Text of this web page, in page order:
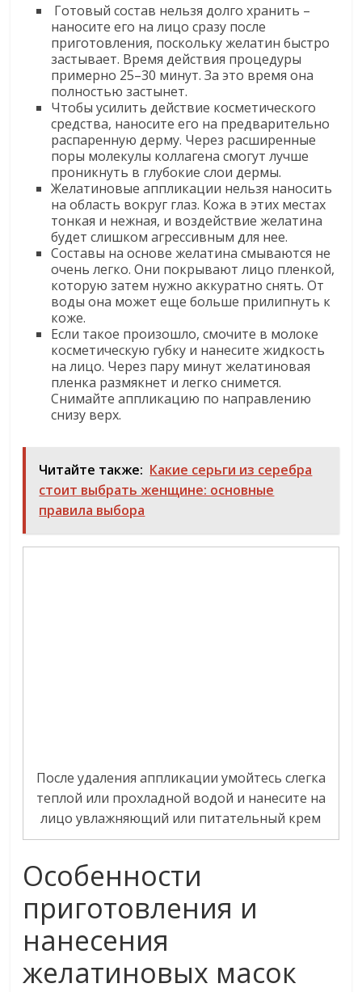
Готовый состав нельзя долго хранить –
наносите его на лицо сразу после
приготовления, поскольку желатин быстро
застывает. Время действия процедуры
примерно 25–30 минут. За это время она
полностью застынет.
Чтобы усилить действие косметического
средства, наносите его на предварительно
распаренную дерму. Через расширенные
поры молекулы коллагена смогут лучше
проникнуть в глубокие слои дермы.
Желатиновые аппликации нельзя наносить
на область вокруг глаз. Кожа в этих местах
тонкая и нежная, и воздействие желатина
будет слишком агрессивным для нее.
Составы на основе желатина смываются не
очень легко. Они покрывают лицо пленкой,
которую затем нужно аккуратно снять. От
воды она может еще больше прилипнуть к
коже.
Если такое произошло, смочите в молоке
косметическую губку и нанесите жидкость
на лицо. Через пару минут желатиновая
пленка размякнет и легко снимется.
Снимайте аппликацию по направлению
снизу верх.
Читайте также: Какие серьги из серебра
стоит выбрать женщине: основные
правила выбора
После удаления аппликации умойтесь слегка
теплой или прохладной водой и нанесите на
лицо увлажняющий или питательный крем
Особенности
приготовления и
нанесения
желатиновых масок